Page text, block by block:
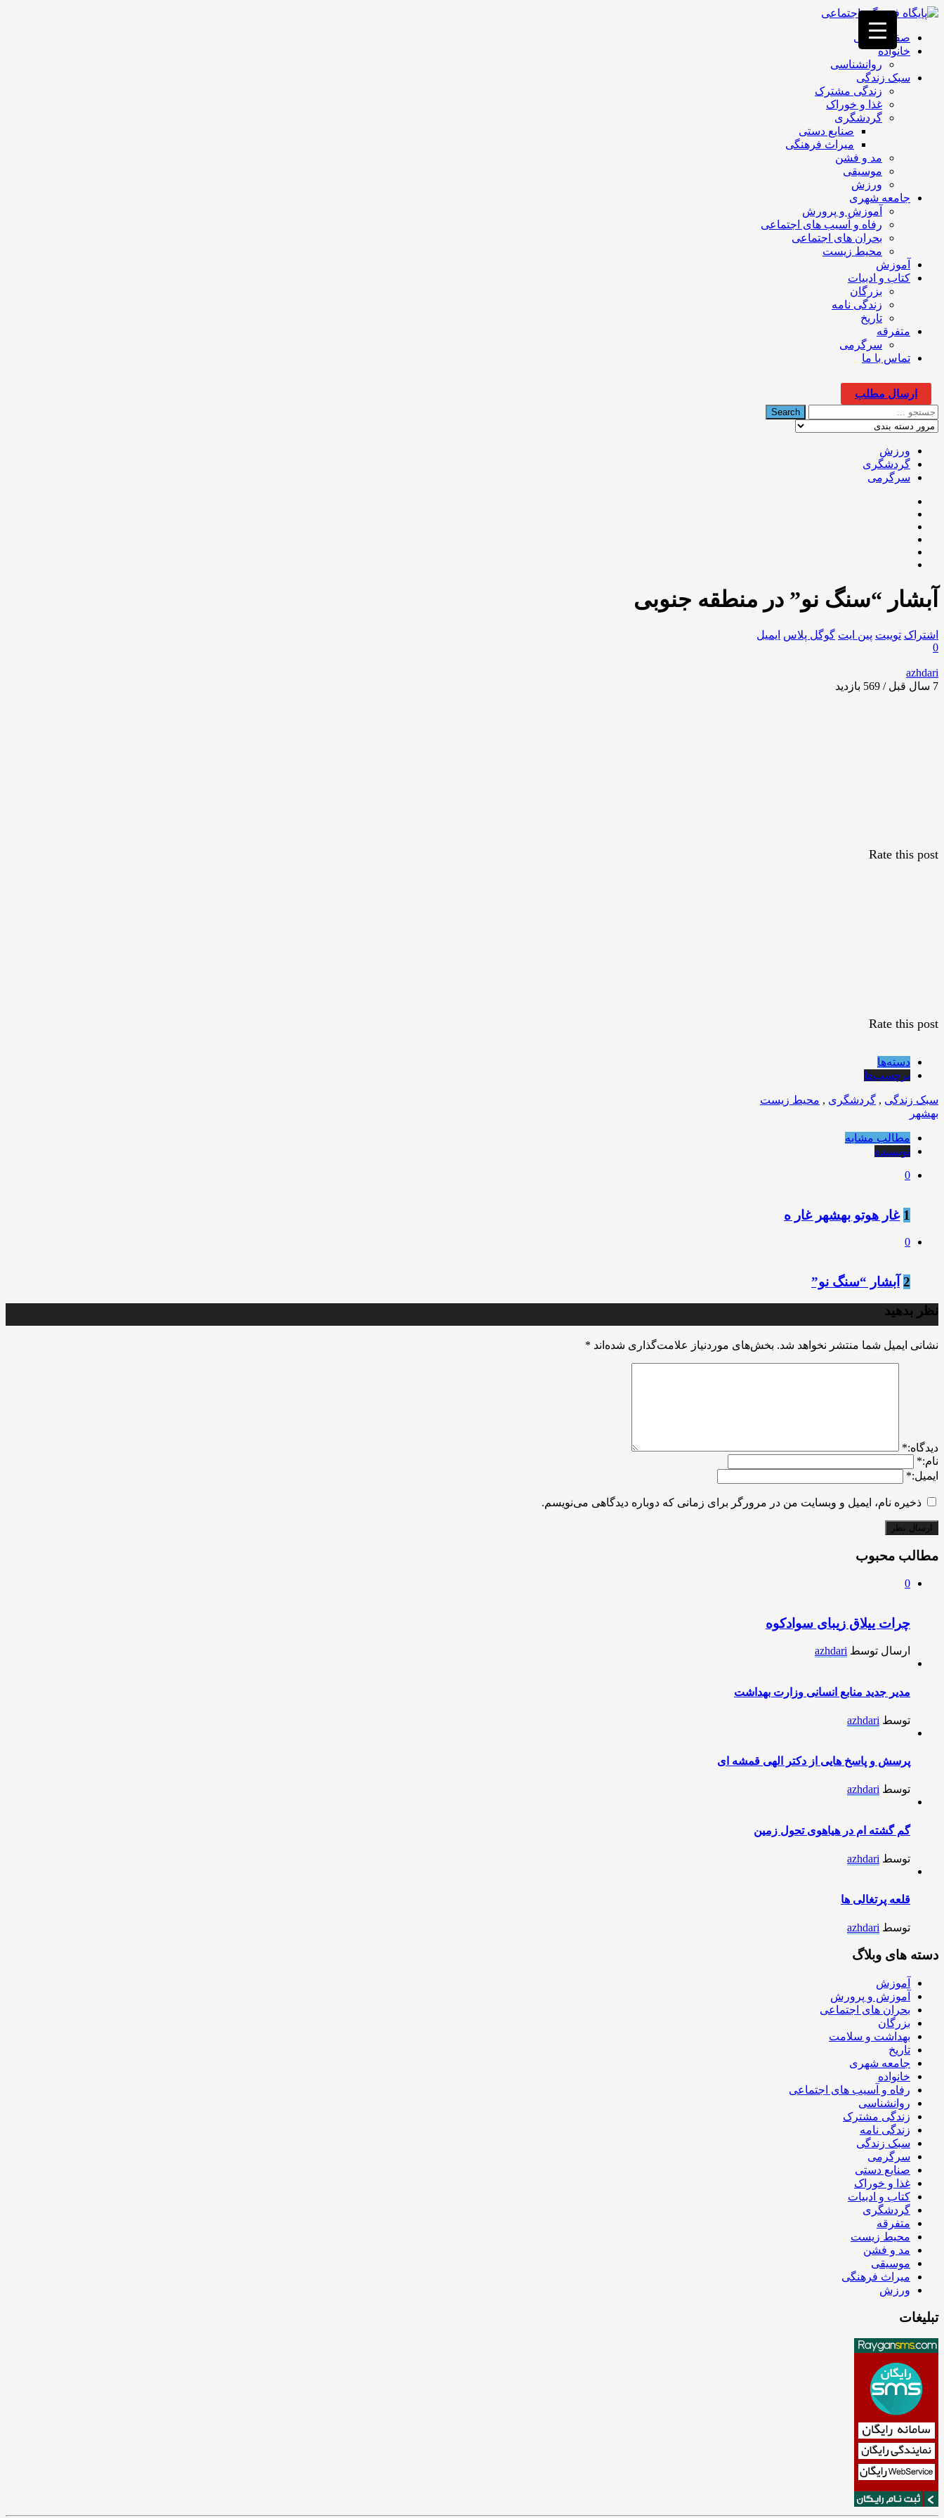
فصد
غرب
تهران
خشکشویی
تصفیه
تهران
صفحه اصلی
خانواده
روانشناسی
سبک زندگی
زندگی مشترک
غذا و خوراک
گردشگری
صنایع دستی
میراث فرهنگی
مد و فشن
موسیقی
ورزش
جامعه شهری
آموزش و پرورش
رفاه و آسیب های اجتماعی
بحران های اجتماعی
محیط زیست
آموزش
کتاب و ادبیات
بزرگان
زندگی نامه
تاریخ
متفرقه
سرگرمی
تماس با ما
ارسال مطلب
ورزش
گردشگری
سرگرمی
آبشار “سنگ نو” در منطقه جنوبی
اشتراک توییت پین ایت گوگل‌ پلاس ایمیل
0
azhdari
7 سال قبل / 569
بازدید
Rate this post
Rate this post
دسته‌ها
برچسب‌ها
سبک زندگی , گردشگری , محیط زیست
بهشهر
مطالب مشابه
نویسنده
0
1 غار هوتو بهشهر غار ه
0
2 آبشار “سنگ نو”
نظر بدهید
نشانی ایمیل شما منتشر نخواهد شد. بخش‌های موردنیاز علامت‌گذاری شده‌اند *
ديدگاه:*
نام:*
ایمیل:*
ذخیره نام، ایمیل و وبسایت من در مرورگر برای زمانی که دوباره دیدگاهی می‌نویسم.
مطالب محبوب
0
چرات ییلاق زیبای سوادکوه
ارسال توسط azhdari
مدیر جدید منابع انسانی وزارت بهداشت
توسط azhdari
پرسش و پاسخ هایی از دکتر الهی قمشه ای
توسط azhdari
گم گشته ام در هیاهوی تحول زمین
توسط azhdari
قلعه پرتغالی ها
توسط azhdari
دسته های وبلاگ
آموزش
آموزش و پرورش
بحران های اجتماعی
بزرگان
بهداشت و سلامت
تاریخ
جامعه شهری
خانواده
رفاه و آسیب های اجتماعی
روانشناسی
زندگی مشترک
زندگی نامه
سبک زندگی
سرگرمی
صنایع دستی
غذا و خوراک
کتاب و ادبیات
گردشگری
متفرقه
محیط زیست
مد و فشن
موسیقی
میراث فرهنگی
ورزش
تبلیغات